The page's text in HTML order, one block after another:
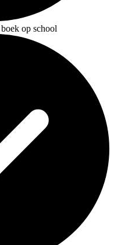
op school